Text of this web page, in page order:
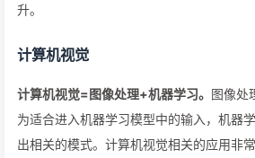
升。
计算机视觉
计算机视觉=图像处理+机器学习。 图像处
为适合进入机器学习模型中的输入，机器
出相关的模式。计算机视觉相关的应用非